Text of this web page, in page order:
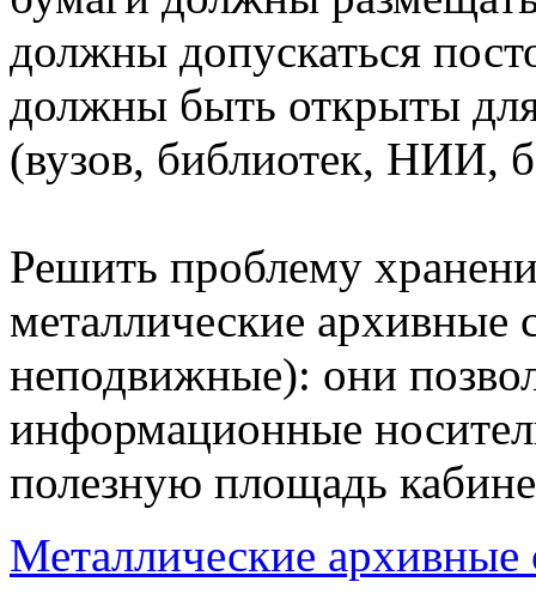
должны допускаться
должны быть открыты
(вузов, библиотек, НИИ,
Решить проблему
металлические
неподвижные): они
информационные
полезную площадь
Металлические